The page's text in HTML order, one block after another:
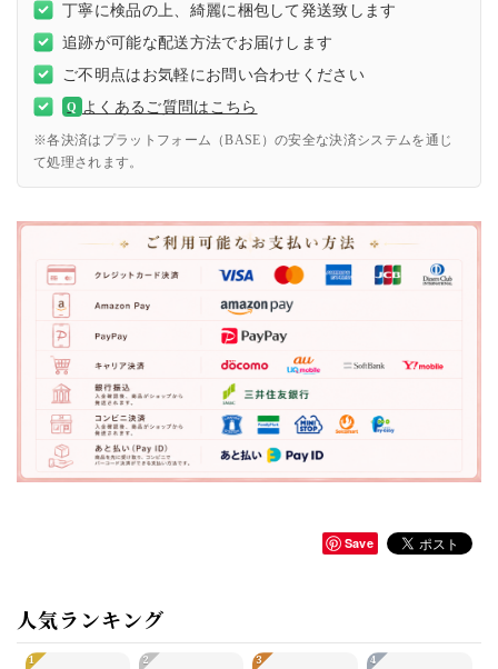
丁寧に検品の上、綺麗に梱包して発送致します
追跡が可能な配送方法でお届けします
ご不明点はお気軽にお問い合わせください
Q よくあるご質問はこちら
※各決済はプラットフォーム（BASE）の安全な決済システムを通じ
て処理されます。
Save
人気ランキング
1 2 3 4